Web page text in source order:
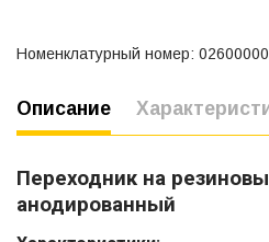
Номенклатурный номер:
Описание
Переходник на
анодированный